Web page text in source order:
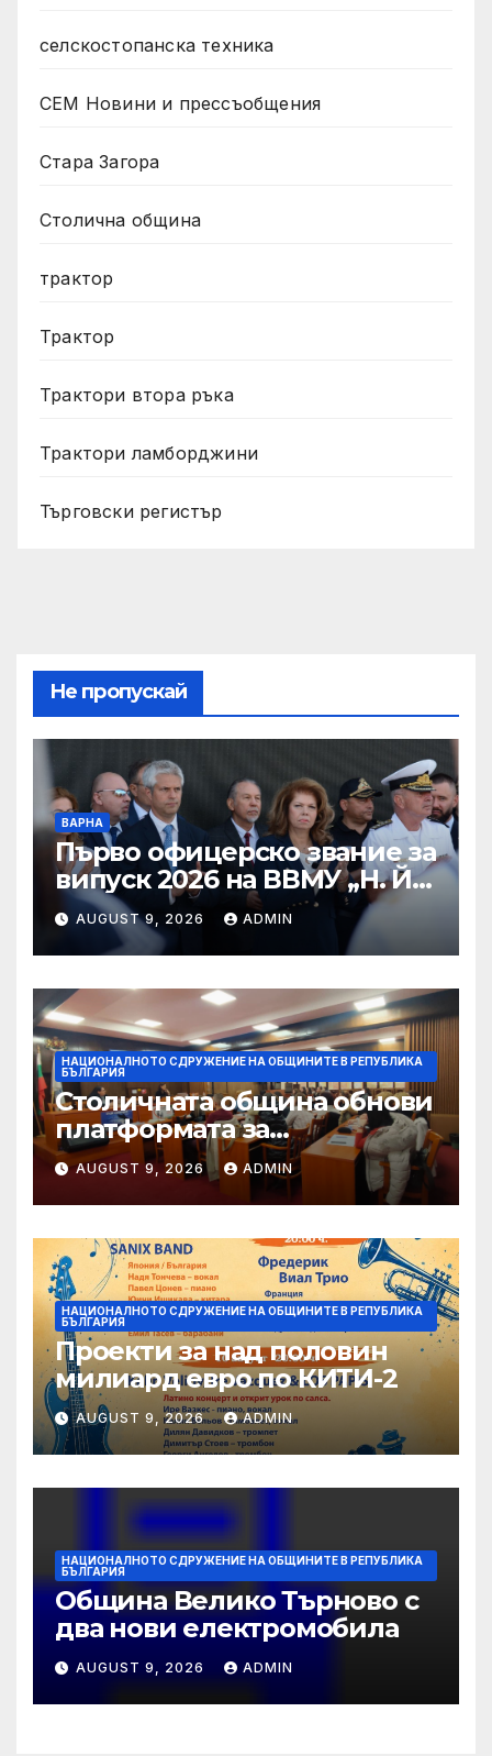
селскостопанска техника
СЕМ Новини и прессъобщения
Стара Загора
Столична община
трактор
Трактор
Трактори втора ръка
Трактори ламборджини
Търговски регистър
Не пропускай
ВАРНА
Първо офицерско звание за
випуск 2026 на ВВМУ „Н. Й.
Вапцаров“
AUGUST 9, 2026 ADMIN
НАЦИОНАЛНОТО СДРУЖЕНИЕ НА ОБЩИНИТЕ В РЕПУБЛИКА
БЪЛГАРИЯ
Столичната община обнови
платформата за
граждански сигнали Call
Sofia
AUGUST 9, 2026 ADMIN
НАЦИОНАЛНОТО СДРУЖЕНИЕ НА ОБЩИНИТЕ В РЕПУБЛИКА
БЪЛГАРИЯ
Проекти за над половин
милиард евро по КИТИ-2
AUGUST 9, 2026 ADMIN
НАЦИОНАЛНОТО СДРУЖЕНИЕ НА ОБЩИНИТЕ В РЕПУБЛИКА
БЪЛГАРИЯ
Община Велико Търново с
два нови електромобила
AUGUST 9, 2026 ADMIN